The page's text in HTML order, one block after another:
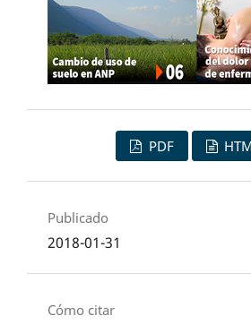
PDF
Publicado
2018-01-31
Cómo citar